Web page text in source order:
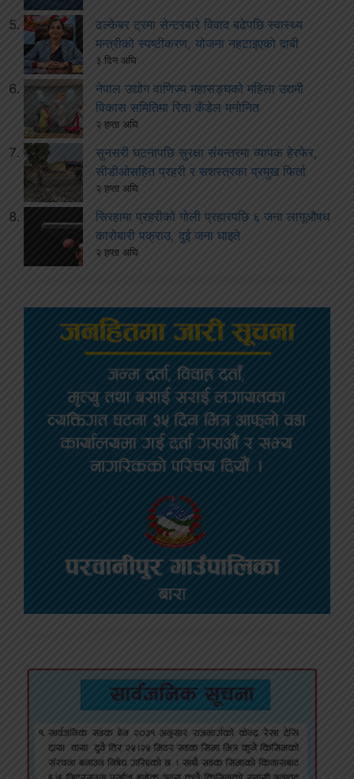
ढल्केबर ट्रमा सेन्टरबारे विवाद बढेपछि स्वास्थ्य
मन्त्रीको स्पष्टीकरण, योजना नहटाइएको दाबी
३ दिन अघि
नेपाल उद्योग वाणिज्य महासङ्घको महिला उद्यमी
विकास समितिमा रिता कँडेल मनोनित
२ हप्ता अघि
सुनसरी घटनापछि सुरक्षा संयन्त्रमा व्यापक हेरफेर,
सीडीओसहित प्रहरी र सशस्त्रका प्रमुख फिर्ता
२ हप्ता अघि
सिरहामा प्रहरीको गोली प्रहारपछि ६ जना लागूऔषध
कारोबारी पक्राउ, दुई जना घाइते
२ हप्ता अघि